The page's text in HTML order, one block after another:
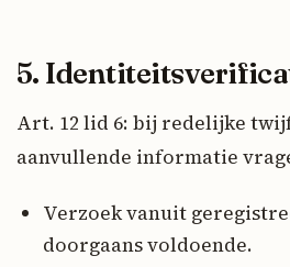
5.
Art. 12 lid 6: bij redelijke
aanvullende informatie
Verzoek vanuit
doorgaans voldoende.